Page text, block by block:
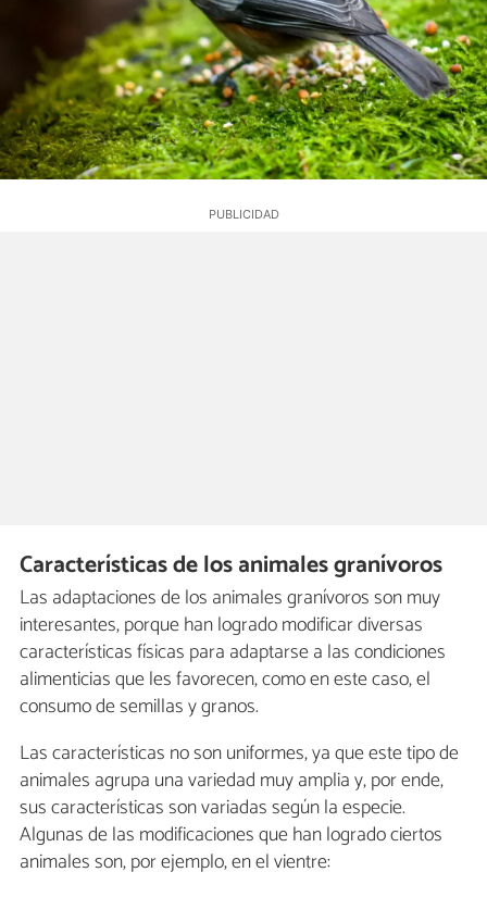
Características de los animales granívoros
Las adaptaciones de los animales granívoros son muy
interesantes, porque han logrado modificar diversas
características físicas para adaptarse a las condiciones
alimenticias que les favorecen, como en este caso, el
consumo de semillas y granos.
Las características no son uniformes, ya que este tipo de
animales agrupa una variedad muy amplia y, por ende,
sus características son variadas según la especie.
Algunas de las modificaciones que han logrado ciertos
animales son, por ejemplo, en el vientre: